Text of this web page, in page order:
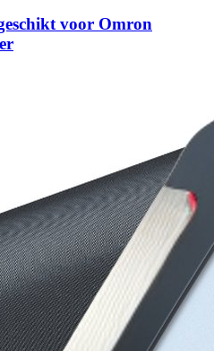
voor Omron